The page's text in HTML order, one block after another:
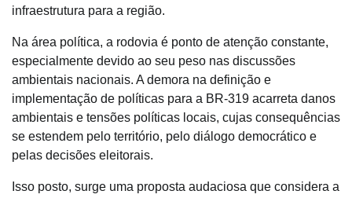
infraestrutura para a região.
Na área política, a rodovia é ponto de atenção constante,
especialmente devido ao seu peso nas discussões
ambientais nacionais. A demora na definição e
implementação de políticas para a BR-319 acarreta danos
ambientais e tensões políticas locais, cujas consequências
se estendem pelo território, pelo diálogo democrático e
pelas decisões eleitorais.
Isso posto, surge uma proposta audaciosa que considera a